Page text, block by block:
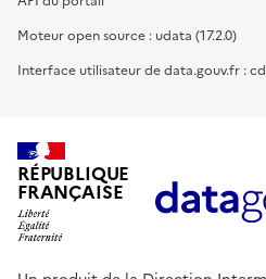
Moteur open source : udata (17.2.0)
Interface utilisateur de data.gouv.fr :
RÉPUBLIQUE
FRANÇAISE